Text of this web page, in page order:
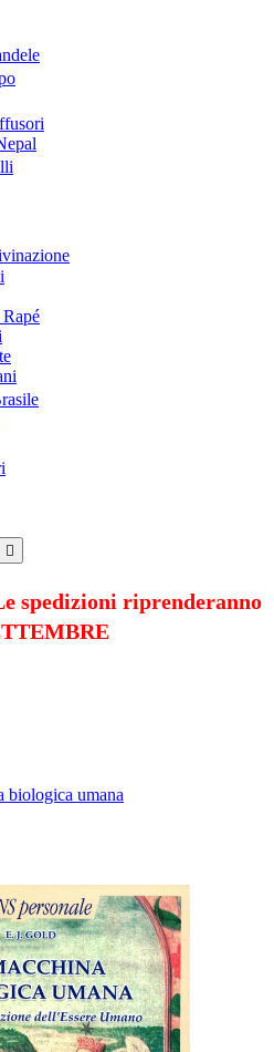

spedizioni riprenderanno
biologica umana